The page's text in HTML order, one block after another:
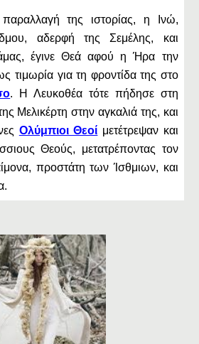
της ιστορίας, η Ινώ,
αδερφή της Σεμέλης, και
έγινε Θεά αφού η Ήρα την
τιμωρία για τη φροντίδα της στο
. Η Λευκοθέα τότε πήδησε στη
Μελικέρτη στην αγκαλιά της, και
Ολύμπιοι Θεοί μετέτρεψαν και
Θεούς, μετατρέποντας τον
προστάτη των Ίσθμιων, και